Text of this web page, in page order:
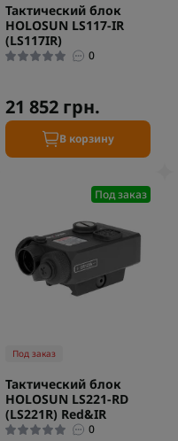
Тактический блок
HOLOSUN LS117-IR
(LS117IR)
0
21 852 грн.
В корзину
Под заказ
Под заказ
Тактический блок
HOLOSUN LS221-RD
(LS221R) Red&IR
0